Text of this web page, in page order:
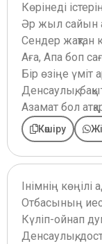
Көрінеді
Әр жыл сайын
Сендер жақтан
Аға, Апа боп
Бір өзіңе үміт
Денсаулық,
Азамат бол
Көшіру
Інімнің
Отбасының
Күліп-ойнап
Денсаулық,